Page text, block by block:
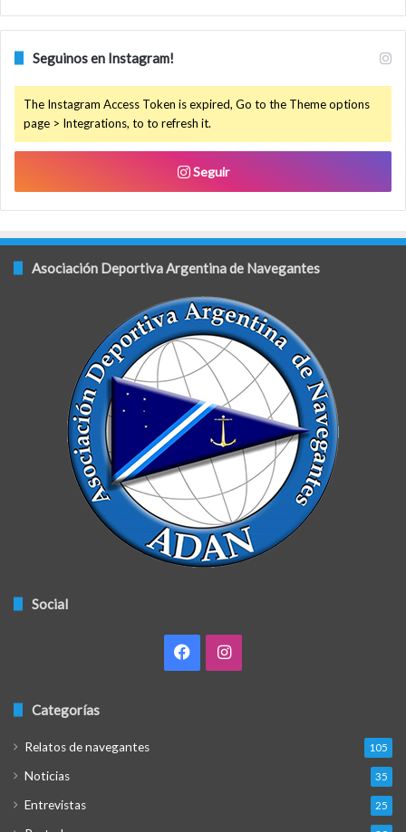
Seguinos en Instagram!
The Instagram Access Token is expired, Go to the Theme options
page > Integrations, to to refresh it.
Seguir
Asociación Deportiva Argentina de Navegantes
Social
FacebookInstagram
Categorías
Relatos de navegantes 105
Noticias 35
Entrevistas 25